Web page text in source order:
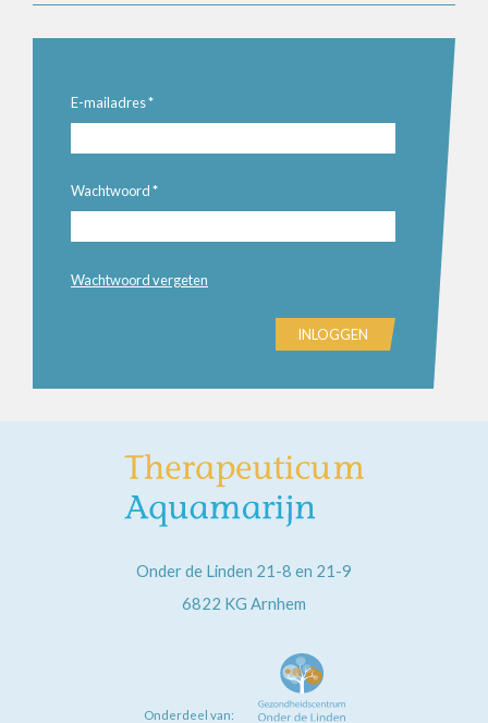
E-mailadres*
Wachtwoord*
Wachtwoord vergeten
INLOGGEN
Onder de Linden 21-8 en 21-9
6822 KG Arnhem
Onderdeel van: